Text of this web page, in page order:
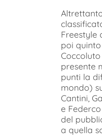
Freestyle
poi
presente
punti la
mondo)
Cantini,
e
del
a quella